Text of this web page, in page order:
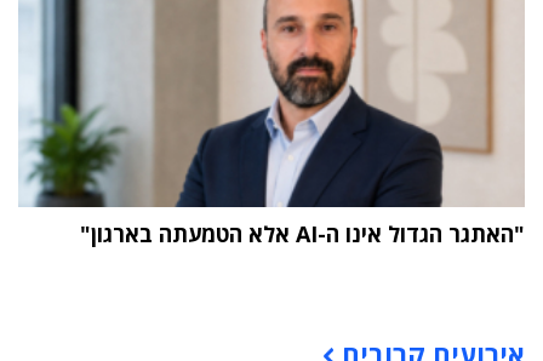
"האתגר הגדול אינו ה-AI אלא הטמעתה בארגון"
אירועים קרובים